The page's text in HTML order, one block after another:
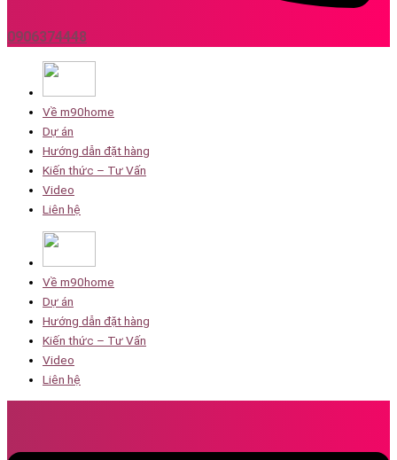
0906374448
Về m90home
Dự án
Hướng dẫn đặt hàng
Kiến thức – Tư Vấn
Video
Liên hệ
Về m90home
Dự án
Hướng dẫn đặt hàng
Kiến thức – Tư Vấn
Video
Liên hệ